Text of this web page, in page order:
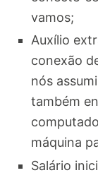
vamos;
Auxílio
conexão
nós
também
máquina
Salário